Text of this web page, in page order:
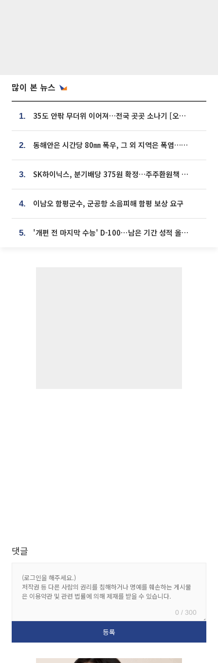
많이 본 뉴스
1. 35도 안팎 무더위 이어져…전국 곳곳 소나기 [오늘 날씨]
2. 동해안은 시간당 80㎜ 폭우, 그 외 지역은 폭염…‘극과 극 날씨’
3. SK하이닉스, 분기배당 375원 확정…주주환원책 9월로 앞당겨 발표
4. 이남오 함평군수, 군공항 소음피해 함평 보상 요구
5. '개편 전 마지막 수능' D-100⋯남은 기간 성적 올릴 전략은
댓글
0 / 300